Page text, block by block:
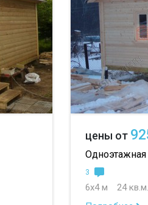
цены от
Одноэтажная
3
6х4 м
24 кв.м.